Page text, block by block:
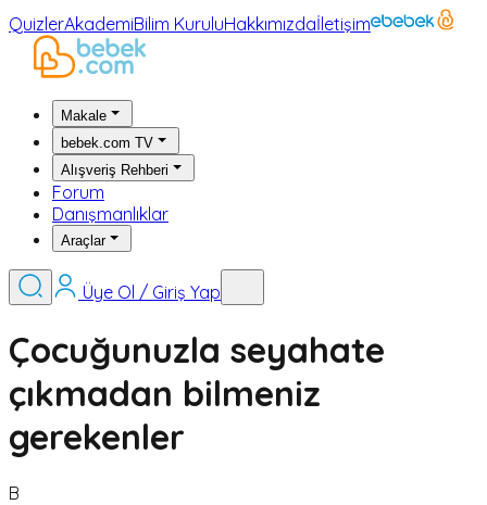
QuizlerAkademiBilim KuruluHakkımızdaİletişim
Makale
bebek.com TV
Alışveriş Rehberi
Forum
Danışmanlıklar
Araçlar
Üye Ol / Giriş Yap
Çocuğunuzla seyahate
çıkmadan bilmeniz
gerekenler
B